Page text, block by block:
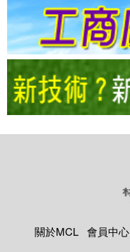
關於MCL 會員中心